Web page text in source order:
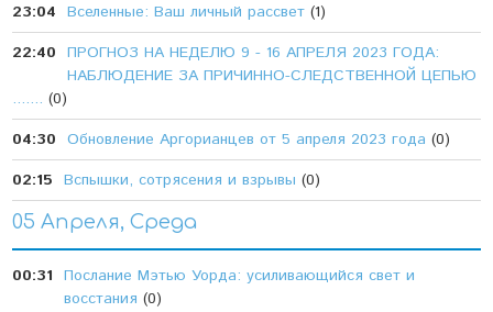
23:04 Вселенные: Ваш личный рассвет (1)
22:40 ПРОГНОЗ НА НЕДЕЛЮ 9 - 16 АПРЕЛЯ 2023 ГОДА:
НАБЛЮДЕНИЕ ЗА ПРИЧИННО-СЛЕДСТВЕННОЙ ЦЕПЬЮ
....... (0)
04:30 Обновление Аргорианцев от 5 апреля 2023 года (0)
02:15 Вспышки, сотрясения и взрывы (0)
05 Апреля, Среда
00:31 Послание Мэтью Уорда: усиливающийся свет и
восстания (0)